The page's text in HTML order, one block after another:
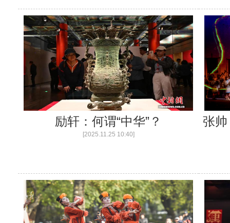
励轩：何谓“中华”？
[2025.11.25 10:40]
张
新疆轮台：车辆失控坠渠孕妇被困，